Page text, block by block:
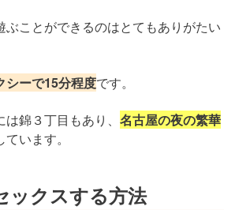
ぶことができるのはとてもありがたい
シーで15分程度です。
錦３丁目もあり、 名古屋の夜の繁華
います。
ックスする方法